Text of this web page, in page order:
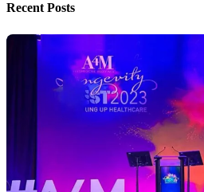
Recent Posts